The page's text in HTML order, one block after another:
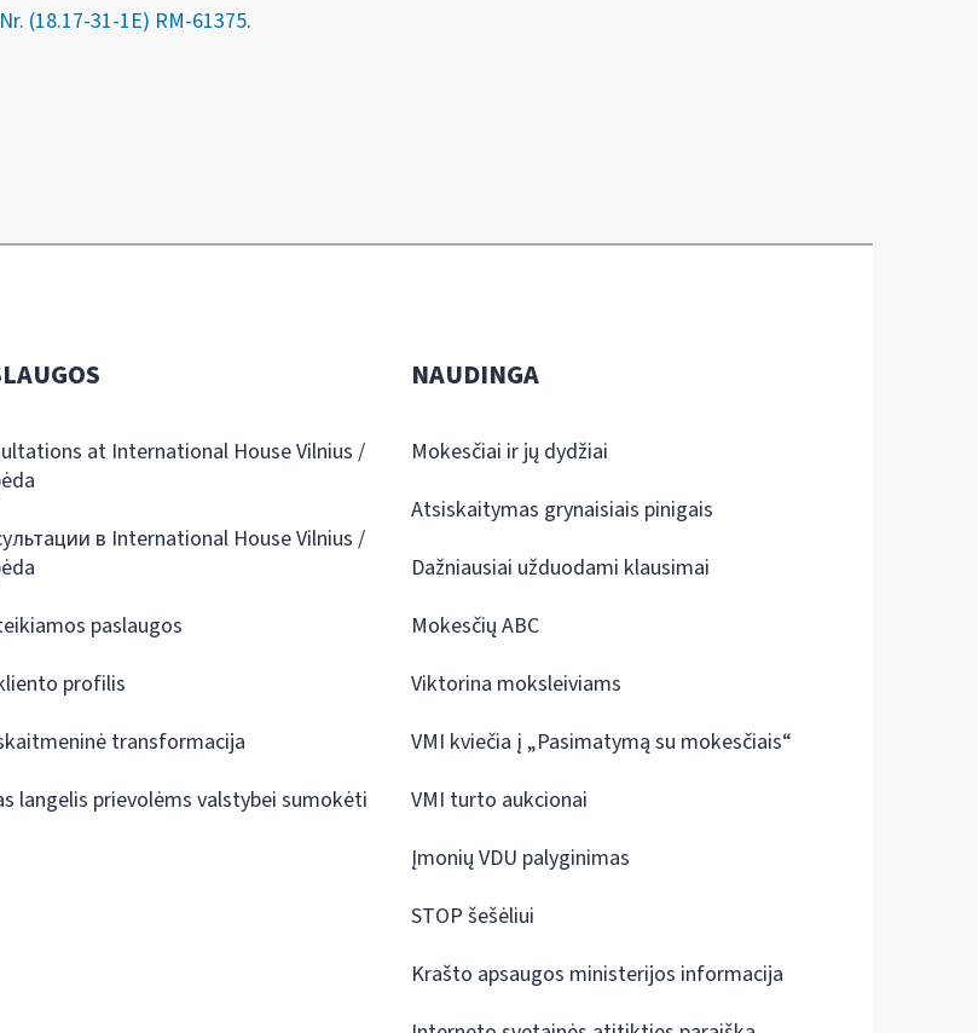
Nr. (18.17-31-1E) RM-61375.
at International House Vilnius /
в International House Vilnius /
paslaugos
profilis
transformacija
langelis prievolėms valstybei sumokėti
NAUDINGA
Mokesčiai ir jų dydžiai
Atsiskaitymas grynaisiais pinigais
Dažniausiai užduodami klausimai
Mokesčių ABC
Viktorina moksleiviams
VMI kviečia į „Pasimatymą su mokesčiais“
VMI turto aukcionai
Įmonių VDU palyginimas
STOP šešėliui
Krašto apsaugos ministerijos informacija